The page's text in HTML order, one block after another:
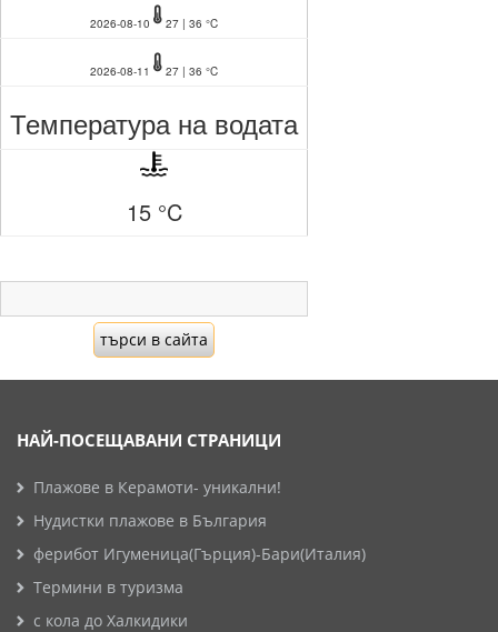
2026-08-10 27 | 36 °C
2026-08-11 27 | 36 °C
Температура на водата
15 °C
НАЙ-ПОСЕЩАВАНИ СТРАНИЦИ
Плажове в Керамоти- уникални!
Нудистки плажове в България
ферибот Игуменица(Гърция)-Бари(Италия)
Термини в туризма
с кола до Халкидики